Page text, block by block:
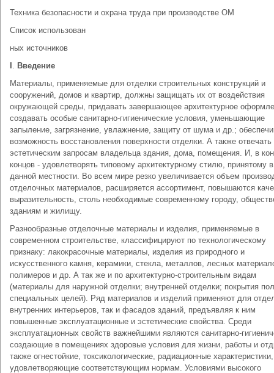
Техника безопасности и охрана труда при производстве ОМ
Список использован
ных источников
. Введение
Материалы, применяемые для отделки строительных конструкций и
сооружений, домов и квартир, должны защищать их от воздействия
окружающей среды, придавать завершающее архитектурное
создавать особые санитарно-гигиенические условия, уменьшающие
запыление, загрязнение, увлажнение, защиту от шума и др.;
возможность восстановления поверхности отделки. А также отвечать
эстетическим запросам владельца здания, дома, помещения. И, в
концов - удовлетворять типовому архитектурному стилю, принятому в
данной местности. Во всем мире резко увеличивается объем
отделочных материалов, расширяется ассортимент, повышаются
выразительность, столь необходимые современному городу,
зданиям и жилищу.
Разнообразные отделочные материалы и изделия, применяемые в
современном строительстве, классифицируют по технологическому
признаку: лакокрасочные материалы, изделия из природного и
искусственного камня, керамики, стекла, металлов, лесных
полимеров и др. А так же и по архитектурно-строительным видам
(материалы для наружной отделки; внутренней отделки; покрытия
специальных целей). Ряд материалов и изделий применяют для
внутренних интерьеров, так и фасадов зданий, предъявляя к ним
повышенные эксплуатационные и эстетические свойства. Среди
эксплуатационных свойств важнейшими являются санитарно-
создающие в помещениях здоровые условия для жизни, работы и
также огнестойкие, токсикологические, радиационные характеристики,
удовлетворяющие соответствующим нормам. Условиями высокого